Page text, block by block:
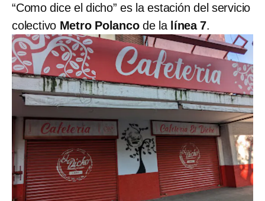
“Como dice el dicho” es la estación del servicio
colectivo Metro Polancode la línea 7.